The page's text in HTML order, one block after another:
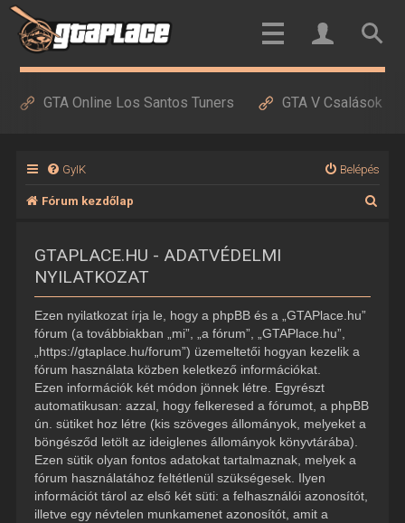
GTA Online Los Santos Tuners GTA V Csalások
GyIK Belépés
Fórum kezdőlap
GTAPLACE.HU - ADATVÉDELMI
NYILATKOZAT
Ezen nyilatkozat írja le, hogy a phpBB és a „GTAPlace.hu”
fórum (a továbbiakban „mi”, „a fórum”, „GTAPlace.hu”,
„https://gtaplace.hu/forum”) üzemeltetői hogyan kezelik a
fórum használata közben keletkező információkat.
Ezen információk két módon jönnek létre. Egyrészt
automatikusan: azzal, hogy felkeresed a fórumot, a phpBB
ún. sütiket hoz létre (kis szöveges állományok, melyeket a
böngésződ letölt az ideiglenes állományok könyvtárába).
Ezen sütik olyan fontos adatokat tartalmaznak, melyek a
fórum használatához feltétlenül szükségesek. Ilyen
információt tárol az első két süti: a felhasználói azonosítót,
illetve egy névtelen munkamenet azonosítót, amit a